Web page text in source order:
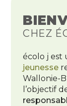
CHEZ
écolo j est
jeunesse
Wallonie-
l’objectif